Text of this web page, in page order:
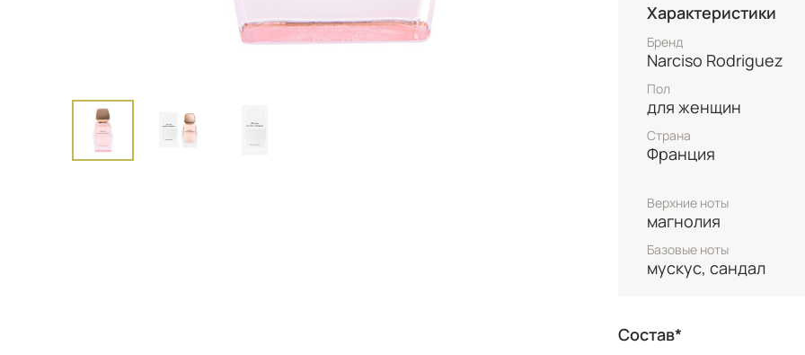
миллилитров удобен
как для
Композиция All Of Me
создающими свежее,
В сердце звучат роза,
формирующие пышный,
зелёными и
шестью различными
которые привносят
богатую древесную
обволакивающий шлейф.​
Аромат подчёркивает
романтических
Характеристики
Бренд
Narciso Rodriguez
Пол
для женщин
Страна
Франция
Верхние ноты
магнолия
Базовые ноты
мускус, сандал
Состав*